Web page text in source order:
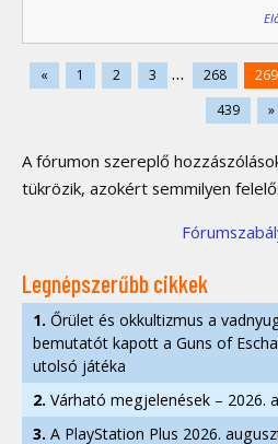
« 1 2 3 ... 268 269
439
»
A fórumon szereplő
tükrözik, azokért semmilyen
Legnépszerűbb cikkek
1. Őrület és okkultizmus a
bemutatót kapott a Guns of
utolsó játéka
2. Várható megjelenések – 2026.
3. A PlayStation Plus 2026.